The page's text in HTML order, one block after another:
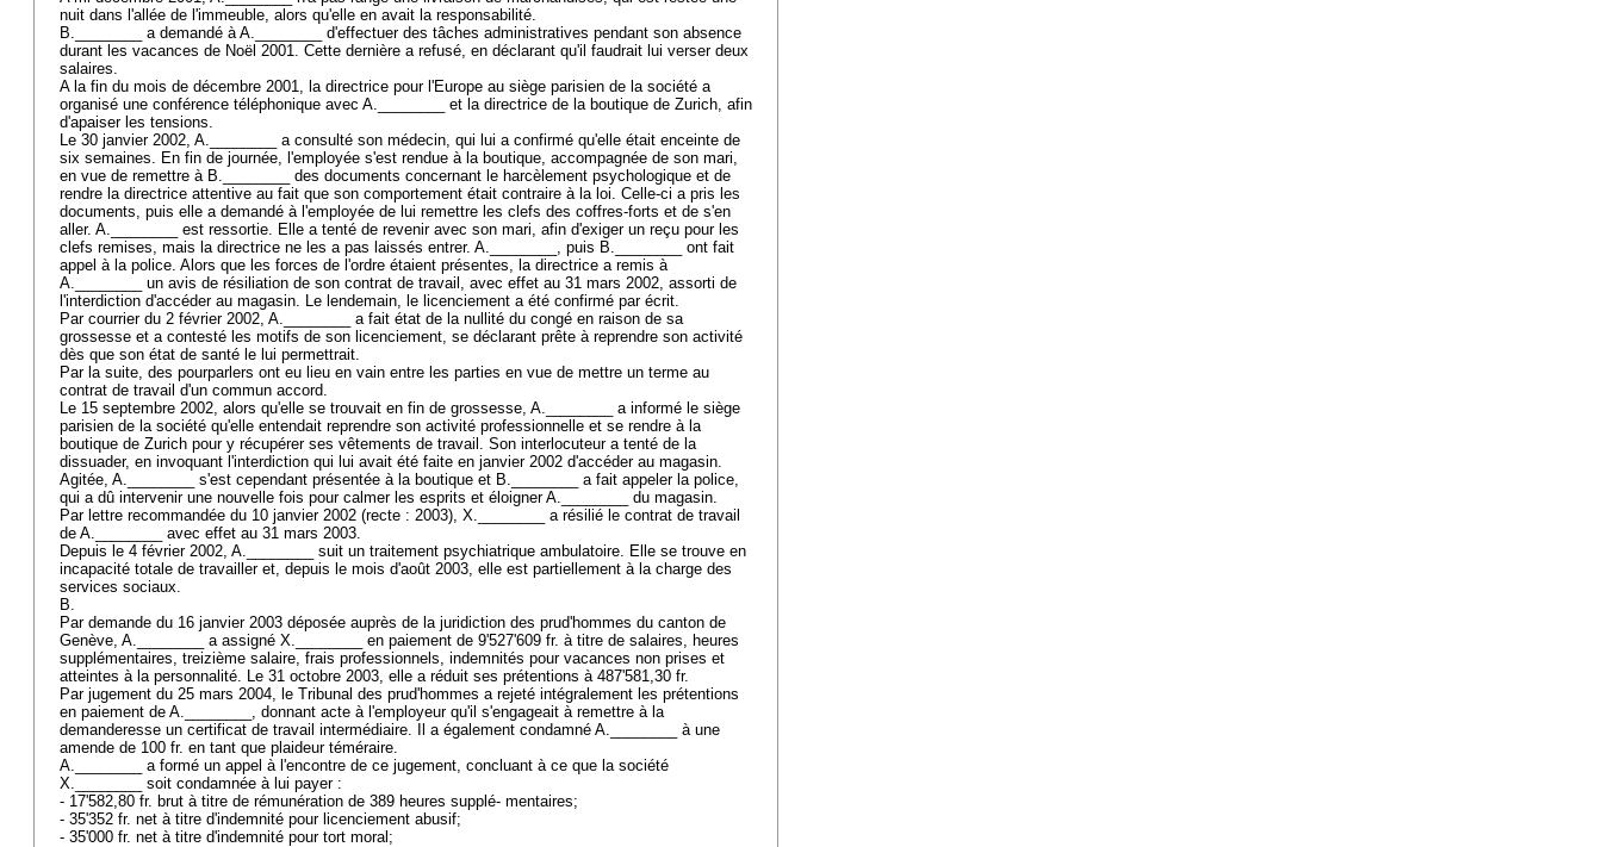
nuit dans l'allée de l'immeuble, alors qu'elle en avait la responsabilité.
B.________ a demandé à A.________ d'effectuer des tâches administratives pendant son absence
durant les vacances de Noël 2001. Cette dernière a refusé, en déclarant qu'il faudrait lui verser deux
salaires.
A la fin du mois de décembre 2001, la directrice pour l'Europe au siège parisien de la société a
organisé une conférence téléphonique avec A.________ et la directrice de la boutique de Zurich, afin
d'apaiser les tensions.
Le 30 janvier 2002, A.________ a consulté son médecin, qui lui a confirmé qu'elle était enceinte de
six semaines. En fin de journée, l'employée s'est rendue à la boutique, accompagnée de son mari,
en vue de remettre à B.________ des documents concernant le harcèlement psychologique et de
rendre la directrice attentive au fait que son comportement était contraire à la loi. Celle-ci a pris les
documents, puis elle a demandé à l'employée de lui remettre les clefs des coffres-forts et de s'en
aller. A.________ est ressortie. Elle a tenté de revenir avec son mari, afin d'exiger un reçu pour les
clefs remises, mais la directrice ne les a pas laissés entrer. A.________, puis B.________ ont fait
appel à la police. Alors que les forces de l'ordre étaient présentes, la directrice a remis à
A.________ un avis de résiliation de son contrat de travail, avec effet au 31 mars 2002, assorti de
l'interdiction d'accéder au magasin. Le lendemain, le licenciement a été confirmé par écrit.
Par courrier du 2 février 2002, A.________ a fait état de la nullité du congé en raison de sa
grossesse et a contesté les motifs de son licenciement, se déclarant prête à reprendre son activité
dès que son état de santé le lui permettrait.
Par la suite, des pourparlers ont eu lieu en vain entre les parties en vue de mettre un terme au
contrat de travail d'un commun accord.
Le 15 septembre 2002, alors qu'elle se trouvait en fin de grossesse, A.________ a informé le siège
parisien de la société qu'elle entendait reprendre son activité professionnelle et se rendre à la
boutique de Zurich pour y récupérer ses vêtements de travail. Son interlocuteur a tenté de la
dissuader, en invoquant l'interdiction qui lui avait été faite en janvier 2002 d'accéder au magasin.
Agitée, A.________ s'est cependant présentée à la boutique et B.________ a fait appeler la police,
qui a dû intervenir une nouvelle fois pour calmer les esprits et éloigner A.________ du magasin.
Par lettre recommandée du 10 janvier 2002 (recte : 2003), X.________ a résilié le contrat de travail
de A.________ avec effet au 31 mars 2003.
Depuis le 4 février 2002, A.________ suit un traitement psychiatrique ambulatoire. Elle se trouve en
incapacité totale de travailler et, depuis le mois d'août 2003, elle est partiellement à la charge des
services sociaux.
B.
Par demande du 16 janvier 2003 déposée auprès de la juridiction des prud'hommes du canton de
Genève, A.________ a assigné X.________ en paiement de 9'527'609 fr. à titre de salaires, heures
supplémentaires, treizième salaire, frais professionnels, indemnités pour vacances non prises et
atteintes à la personnalité. Le 31 octobre 2003, elle a réduit ses prétentions à 487'581,30 fr.
Par jugement du 25 mars 2004, le Tribunal des prud'hommes a rejeté intégralement les prétentions
en paiement de A.________, donnant acte à l'employeur qu'il s'engageait à remettre à la
demanderesse un certificat de travail intermédiaire. Il a également condamné A.________ à une
amende de 100 fr. en tant que plaideur téméraire.
A.________ a formé un appel à l'encontre de ce jugement, concluant à ce que la société
X.________ soit condamnée à lui payer :
- 17'582,80 fr. brut à titre de rémunération de 389 heures supplé- mentaires;
- 35'352 fr. net à titre d'indemnité pour licenciement abusif;
- 35'000 fr. net à titre d'indemnité pour tort moral;